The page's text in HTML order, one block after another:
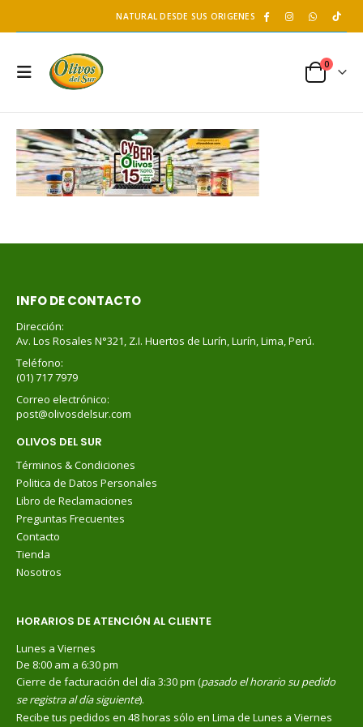
NATURAL DESDE SUS ORIGENES
0
INFO DE CONTACTO
Dirección:
Av. Los Rosales N°321, Z.I. Huertos de Lurín, Lurín, Lima, Perú.
Teléfono:
(01) 717 7979
Correo electrónico:
post@olivosdelsur.com
OLIVOS DEL SUR
Términos & Condiciones
Politica de Datos Personales
Libro de Reclamaciones
Preguntas Frecuentes
Contacto
Tienda
Nosotros
HORARIOS DE ATENCIÓN AL CLIENTE
Lunes a Viernes
De 8:00 am a 6:30 pm
Cierre de facturación del día 3:30 pm (pasado el horario su pedido
se registra al día siguiente).
Recibe tus pedidos en 48 horas sólo en Lima de Lunes a Viernes